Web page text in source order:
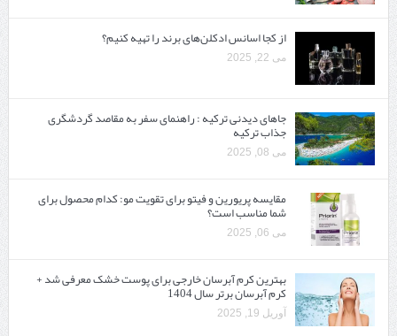
از کجا اسانس ادکلن‌های برند را تهیه کنیم؟
می 22, 2025
جاهای دیدنی ترکیه : راهنمای سفر به مقاصد گردشگری
جذاب ترکیه
می 08, 2025
مقایسه پریورین و فیتو برای تقویت مو: کدام محصول برای
شما مناسب است؟
می 06, 2025
بهترین کرم آبرسان خارجی برای پوست خشک معرفی شد +
کرم آبرسان برتر سال 1404
آوریل 19, 2025